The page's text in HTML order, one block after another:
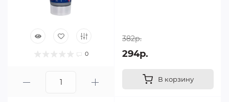
0
382р.
294р.
В корзину